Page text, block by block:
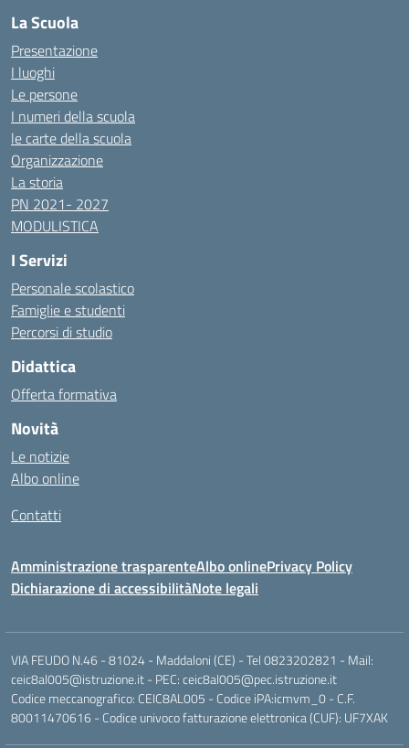
La Scuola
Presentazione
I luoghi
Le persone
I numeri della scuola
le carte della scuola
Organizzazione
La storia
PN 2021- 2027
MODULISTICA
I Servizi
Personale scolastico
Famiglie e studenti
Percorsi di studio
Didattica
Offerta formativa
Novità
Le notizie
Albo online
Contatti
Amministrazione trasparenteAlbo onlinePrivacy Policy
Dichiarazione di accessibilitàNote legali
VIA FEUDO N.46 - 81024 - Maddaloni (CE) - Tel 0823202821 - Mail:
ceic8al005@istruzione.it - PEC: ceic8al005@pec.istruzione.it
Codice meccanografico: CEIC8AL005 - Codice iPA:icmvm_0 - C.F.
80011470616 - Codice univoco fatturazione elettronica (CUF): UF7XAK